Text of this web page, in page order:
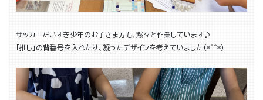
サッカーだいすき少年のお子さま方も、黙々と作業しています♪
「推し」の背番号を入れたり、凝ったデザインを考えていました(*^^*)